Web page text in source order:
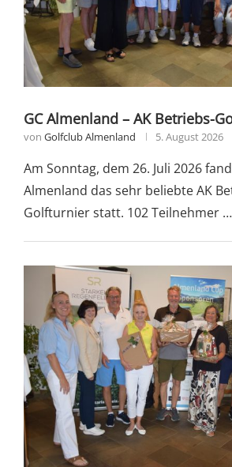
GC Almenland – AK Betriebs-
von Golfclub Almenland 5. August 2026
Am Sonntag, dem 26. Juli 2026
Almenland das sehr beliebte AK
Golfturnier statt. 102 Teilnehmer …